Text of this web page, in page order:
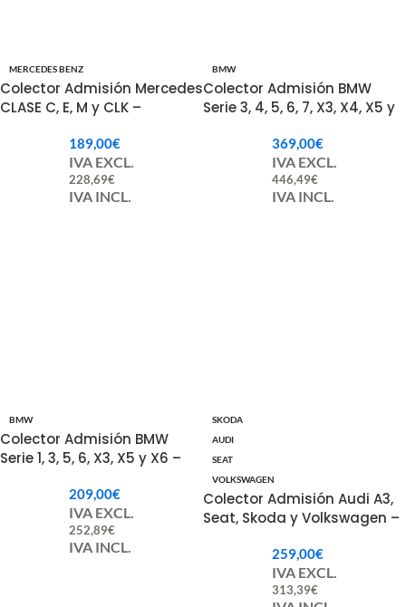
MERCEDES BENZ
Colector Admisión Mercedes
CLASE C, E, M y CLK –
6120901037189,00€
IVA EXCL.
228,69€
IVA INCL.
BMW
Colector Admisión BMW
Serie 3, 4, 5, 6, 7, X3, X4, X5 y
369,00€
IVA EXCL.
446,49€
IVA INCL.
BMW
Colector Admisión BMW
Serie 1, 3, 5, 6, X3, X5 y X6 –
209,00€
IVA EXCL.
252,89€
IVA INCL.
SKODA
AUDI
SEAT
VOLKSWAGEN
Colector Admisión Audi A3,
Seat, Skoda y Volkswagen –
259,00€
IVA EXCL.
313,39€